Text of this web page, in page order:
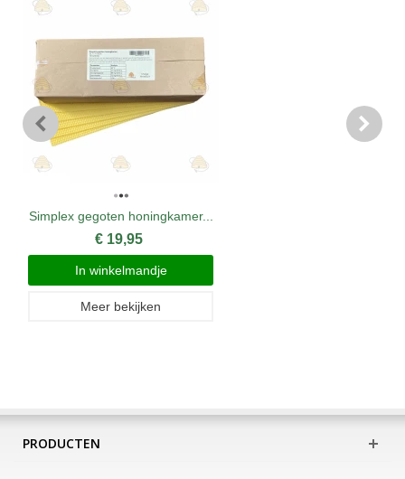
Simplex gegoten honingkamer...
€ 19,95
In winkelmandje
Meer bekijken
PRODUCTEN